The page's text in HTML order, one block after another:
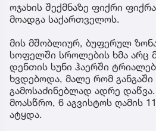
ოჯახის შექმნაზე ფიქრი
მოადგა საქართველოს.
მის მშობლიურ, ბუფერულ
სოფელში სროლების ხმა არც
დენთის სუნი ჰაერში
ხვდებოდა, მალე რომ
გამოსაძინებლად ადრე
მოასწრო, 6 აგვისტოს ღამის
ატყდა.